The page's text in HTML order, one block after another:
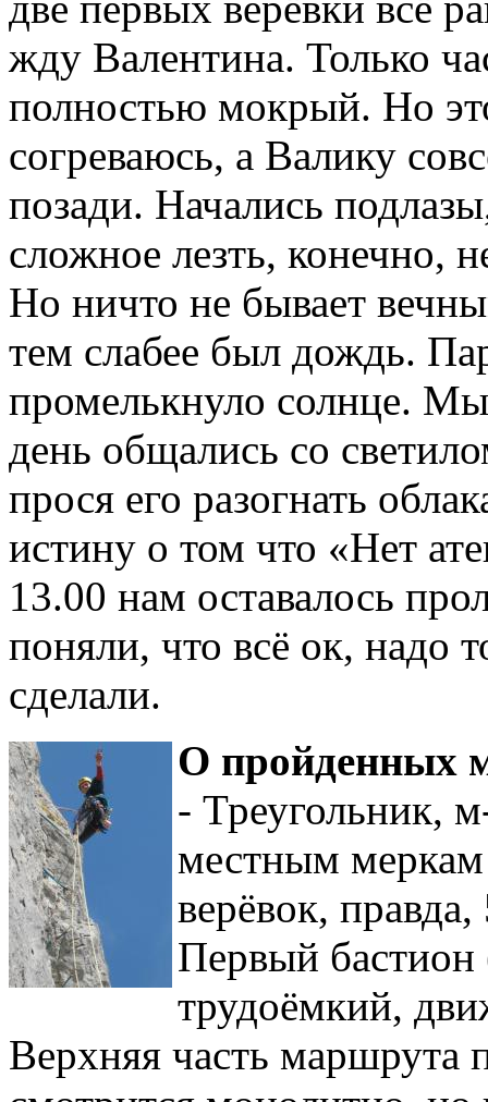
жду Валентина. Только
полностью мокрый. Но
согреваюсь, а Валику
позади. Начались
сложное лезть, конечно,
Но ничто не бывает
тем слабее был дождь.
промелькнуло солнце.
день общались со
прося его разогнать
истину о том что «Нет
13.00 нам оставалось
поняли, что всё ок, надо
сделали.
О пройденных
- Треугольник,
местным
верёвок,
Первый бастион
трудоёмкий,
Верхняя часть маршрута